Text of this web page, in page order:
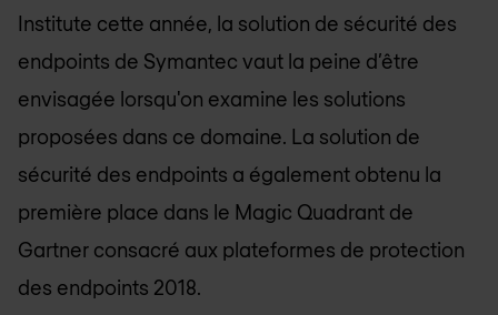
Institute cette année, la solution de sécurité des
endpoints de Symantec vaut la peine d’être
envisagée lorsqu'on examine les solutions
proposées dans ce domaine. La solution de
sécurité des endpoints a également obtenu la
première place dans le Magic Quadrant de
Gartner consacré aux plateformes de protection
des endpoints 2018.